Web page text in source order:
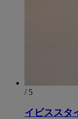
/ 5
イビススタ